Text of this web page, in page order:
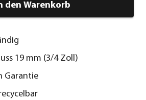
den Warenkorb
19 mm (3/4 Zoll)
Garantie